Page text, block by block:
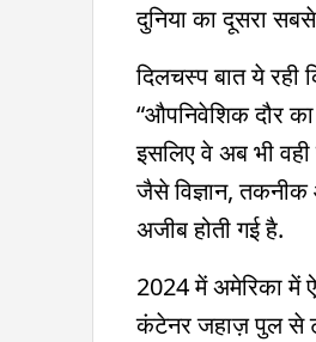
दुनिया का दूसरा
दिलचस्प बात ये रही
“औपनिवेशिक दौर
इसलिए वे अब भी
जैसे विज्ञान, तकनीक
अजीब होती गई है.
2024 में अमेरिका में
कंटेनर जहाज़ पुल से